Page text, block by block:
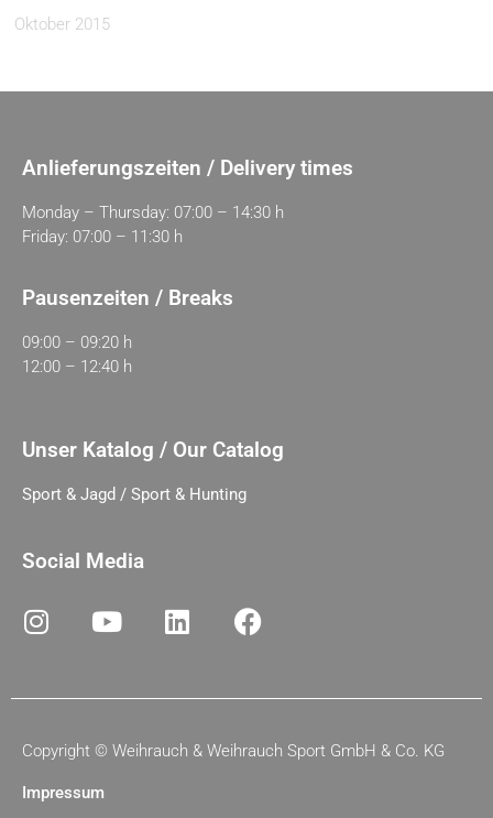
Oktober 2015
Anlieferungszeiten / Delivery times
Monday – Thursday: 07:00 – 14:30 h
Friday: 07:00 – 11:30 h
Pausenzeiten / Breaks
09:00 – 09:20 h
12:00 – 12:40 h
Unser Katalog / Our Catalog
Sport & Jagd / Sport & Hunting
Social Media
Copyright © Weihrauch & Weihrauch Sport GmbH & Co. KG
Impressum